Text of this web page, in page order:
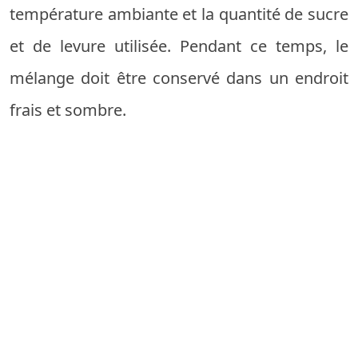
température ambiante et la quantité de sucre
et de levure utilisée. Pendant ce temps, le
mélange doit être conservé dans un endroit
frais et sombre.